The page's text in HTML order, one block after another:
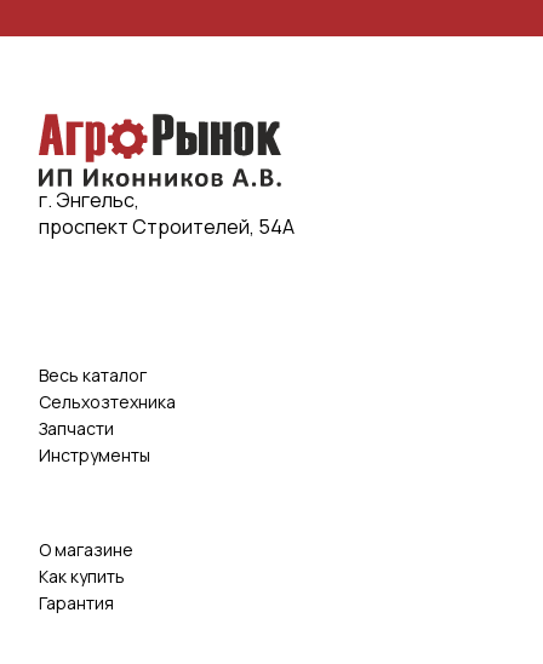
г. Энгельс,
проспект Строителей, 54А
Весь каталог
Сельхозтехника
Запчасти
Инструменты
О магазине
Как купить
Гарантия